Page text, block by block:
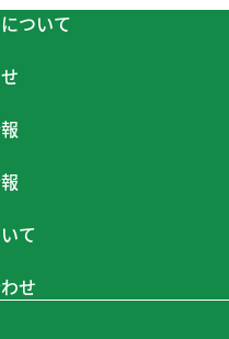
ついて
て
せ